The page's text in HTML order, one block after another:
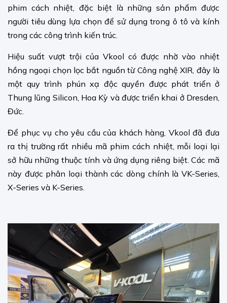
phim cách nhiệt, đặc biệt là những sản phẩm được
người tiêu dùng lựa chọn để sử dụng trong ô tô và kính
trong các công trình kiến ​​trúc.
Hiệu suất vượt trội của Vkool có được nhờ vào nhiệt
hồng ngoại chọn lọc bắt nguồn từ Công nghệ XIR, đây là
một quy trình phún xạ độc quyền được phát triển ở
Thung lũng Silicon, Hoa Kỳ và được triển khai ở Dresden,
Đức.
Để phục vụ cho yêu cầu của khách hàng, Vkool đã đưa
ra thị trường rất nhiều mã phim cách nhiệt, mỗi loại lại
sở hữu những thuộc tính và ứng dụng riêng biệt. Các mã
này được phân loại thành các dòng chính là VK-Series,
X-Series và K-Series.